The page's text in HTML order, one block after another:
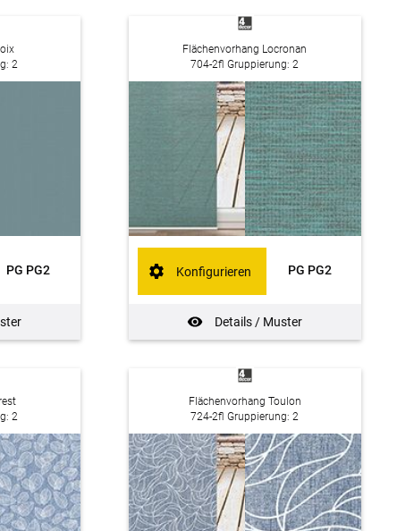
2
PG PG2
Flächenvorhang Locronan
704-2fl Gruppierung: 2
PG PG2
Details / Muster
Konfigurieren
2
Flächenvorhang Toulon
724-2fl Gruppierung: 2